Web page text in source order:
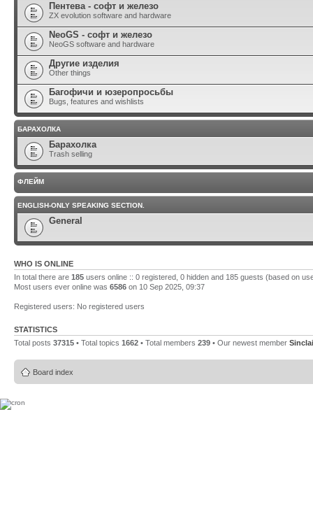
Пентева - софт и железо
ZX evolution software and hardware
NeoGS - софт и железо
NeoGS software and hardware
Другие изделия
Other things
Багофичи и юзеропросьбы
Bugs, features and wishlists
БАРАХОЛКА
Барахолка
Trash selling
ФЛЕЙМ
ENGLISH-ONLY SPEAKING SECTION.
General
WHO IS ONLINE
In total there are 185 users online :: 0 registered, 0 hidden and 185 guests (based on
Most users ever online was 6586 on 10 Sep 2025, 09:37
Registered users: No registered users
STATISTICS
Total posts 37315 • Total topics 1662 • Total members 239 • Our newest member
Board index